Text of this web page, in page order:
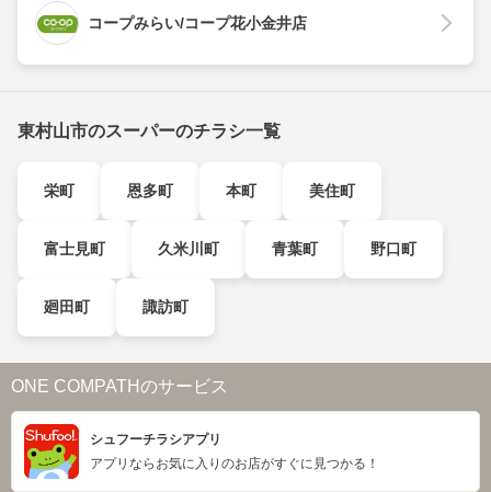
コープみらい/コープ花小金井店
東村山市のスーパーのチラシ一覧
栄町 恩多町 本町 美住町
富士見町 久米川町 青葉町 野口町
廻田町 諏訪町
ONE COMPATHのサービス
シュフーチラシアプリ
アプリならお気に入りのお店がすぐに見つかる！